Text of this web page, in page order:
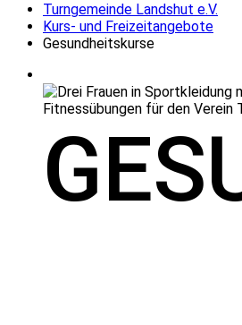
Turngemeinde Landshut e.V.
Kurs- und Freizeitangebote
Gesundheitskurse